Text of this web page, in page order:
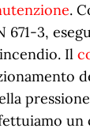
.
3,
Il